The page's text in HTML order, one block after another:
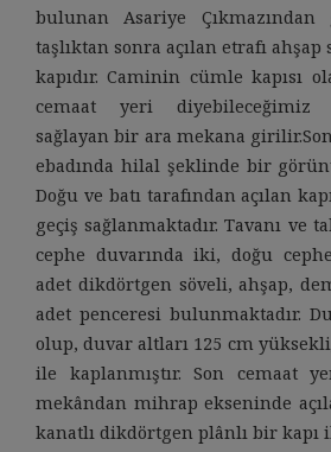
bulunan Asariye
taşlıktan sonra açılan etrafı
kapıdır. Caminin cümle kapısı
cemaat yeri diyebileceğimiz
sağlayan bir ara mekana
ebadında hilal şeklinde bir
Doğu ve batı tarafından açılan
geçiş sağlanmaktadır. Tavanı ve
cephe duvarında iki, doğu
adet dikdörtgen söveli, ahşap,
adet penceresi bulunmaktadır.
olup, duvar altları 125 cm
ile kaplanmıştır. Son cemaat
mekândan mihrap ekseninde
kanatlı dikdörtgen plânlı bir